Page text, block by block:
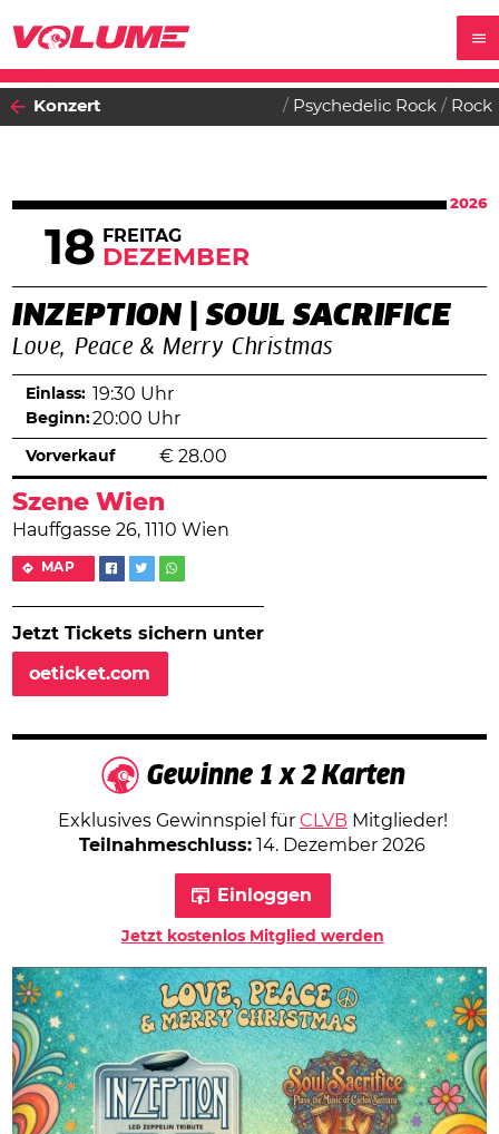
Konzert Psychedelic Rock Rock
2026
18 FREITAG
DEZEMBER
INZEPTION | SOUL SACRIFICE
Love, Peace & Merry Christmas
Szene Wien
Hauffgasse 26, 1110 Wien
MAP
Jetzt Tickets sichern unter
oeticket.com
Einlass: 19:30 Uhr
Beginn:20:00 Uhr
Vorverkauf € 28.00
Gewinne 1 x 2 Karten
Exklusives Gewinnspiel für CLVBMitglieder!
Teilnahmeschluss: 14. Dezember 2026
Einloggen
Jetzt kostenlos Mitglied werden